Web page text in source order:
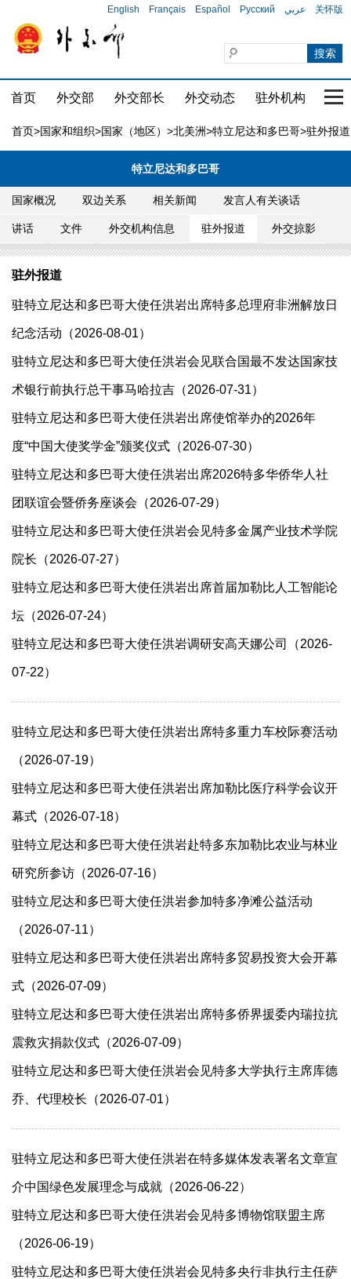
English Français Español Русский عربي 关怀版
首页 外交部 外交部长 外交动态 驻外机构 国
首页>国家和组织>国家（地区） >北美洲>特立尼达和多巴哥>驻外报道
特立尼达和多巴哥
国家概况 双边关系 相关新闻 发言人有关谈话
讲话 文件 外交机构信息 驻外报道 外交掠影
驻外报道
驻特立尼达和多巴哥大使任洪岩出席特多总理府非洲解放日
纪念活动（2026-08-01）
驻特立尼达和多巴哥大使任洪岩会见联合国最不发达国家技
术银行前执行总干事马哈拉吉（2026-07-31）
驻特立尼达和多巴哥大使任洪岩出席使馆举办的2026年
度“中国大使奖学金”颁奖仪式（2026-07-30）
驻特立尼达和多巴哥大使任洪岩出席2026特多华侨华人社
团联谊会暨侨务座谈会（2026-07-29）
驻特立尼达和多巴哥大使任洪岩会见特多金属产业技术学院
院长（2026-07-27）
驻特立尼达和多巴哥大使任洪岩出席首届加勒比人工智能论
坛（2026-07-24）
驻特立尼达和多巴哥大使任洪岩调研安高天娜公司（2026-
07-22）
驻特立尼达和多巴哥大使任洪岩出席特多重力车校际赛活动
（2026-07-19）
驻特立尼达和多巴哥大使任洪岩出席加勒比医疗科学会议开
幕式（2026-07-18）
驻特立尼达和多巴哥大使任洪岩赴特多东加勒比农业与林业
研究所参访（2026-07-16）
驻特立尼达和多巴哥大使任洪岩参加特多净滩公益活动
（2026-07-11）
驻特立尼达和多巴哥大使任洪岩出席特多贸易投资大会开幕
式（2026-07-09）
驻特立尼达和多巴哥大使任洪岩出席特多侨界援委内瑞拉抗
震救灾捐款仪式（2026-07-09）
驻特立尼达和多巴哥大使任洪岩会见特多大学执行主席库德
乔、代理校长（2026-07-01）
驻特立尼达和多巴哥大使任洪岩在特多媒体发表署名文章宣
介中国绿色发展理念与成就（2026-06-22）
驻特立尼达和多巴哥大使任洪岩会见特多博物馆联盟主席
（2026-06-19）
驻特立尼达和多巴哥大使任洪岩会见特多央行非执行主任萨